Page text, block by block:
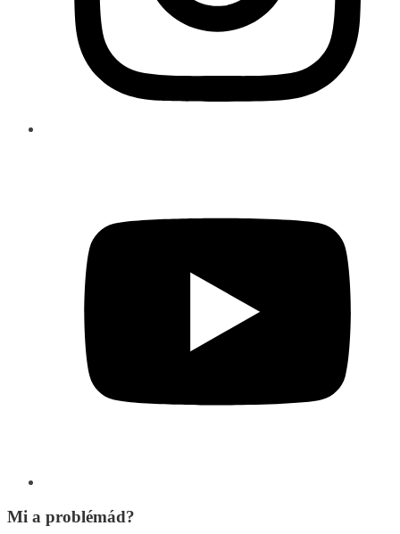
Mi a problémád?